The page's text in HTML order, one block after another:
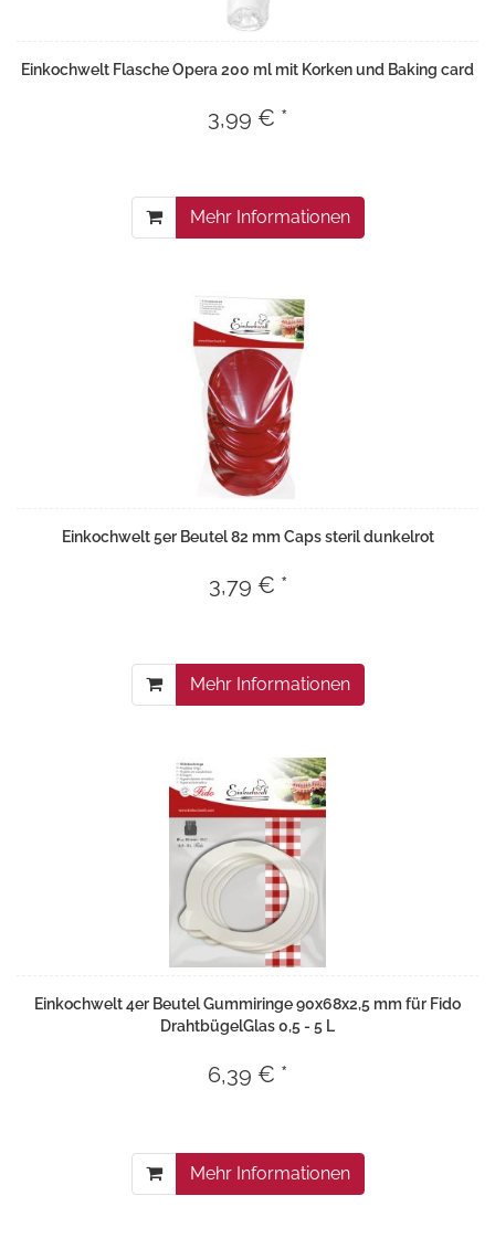
Einkochwelt Flasche Opera 200 ml mit Korken und Baking card
3,99 € *
Mehr Informationen
Einkochwelt 5er Beutel 82 mm Caps steril dunkelrot
3,79 € *
Mehr Informationen
Einkochwelt 4er Beutel Gummiringe 90x68x2,5 mm für Fido
DrahtbügelGlas 0,5 - 5 L
6,39 € *
Mehr Informationen